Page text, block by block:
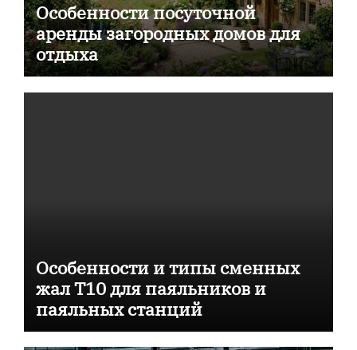
Особенности посуточной
аренды загородных домов для
отдыха
Особенности и типы сменных
жал T10 для паяльников и
паяльных станций